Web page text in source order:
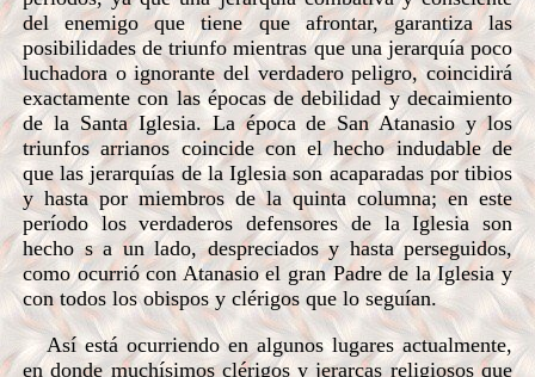
del enemigo que tiene que afrontar, garantiza las
posibilidades de triunfo mientras que una jerarquía poco
luchadora o ignorante del verdadero peligro, coincidirá
exactamente con las épocas de debilidad y decaimiento
de la Santa Iglesia. La época de San Atanasio y los
triunfos arrianos coincide con el hecho indudable de
que las jerarquías de la Iglesia son acaparadas por tibios
y hasta por miembros de la quinta columna; en este
período los verdaderos defensores de la Iglesia son
hecho s a un lado, despreciados y hasta perseguidos,
como ocurrió con Atanasio el gran Padre de la Iglesia y
con todos los obispos y clérigos que lo seguían.
Así está ocurriendo en algunos lugares actualmente,
en donde muchísimos clérigos y jerarcas religiosos que